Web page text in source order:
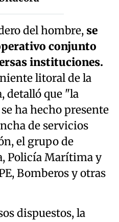
del hombre, se
conjunto
instituciones.
litoral de la
detalló que "la
ha hecho presente
de servicios
el grupo de
Policía Marítima y
Bomberos y otras
dispuestos, la